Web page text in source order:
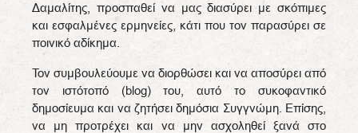
Δαμαλίτης, προσπαθεί να μας διασύρει με σκόπιμες
και εσφαλμένες ερμηνείες, κάτι που τον παρασύρει σε
ποινικό αδίκημα.
Τον συμβουλεύουμε να διορθώσει και να αποσύρει από
τον ιστότοπό (blog) του, αυτό το συκοφαντικό
δημοσίευμα και να ζητήσει δημόσια Συγγνώμη. Επίσης,
να μη προτρέχει και να μην ασχοληθεί ξανά στο